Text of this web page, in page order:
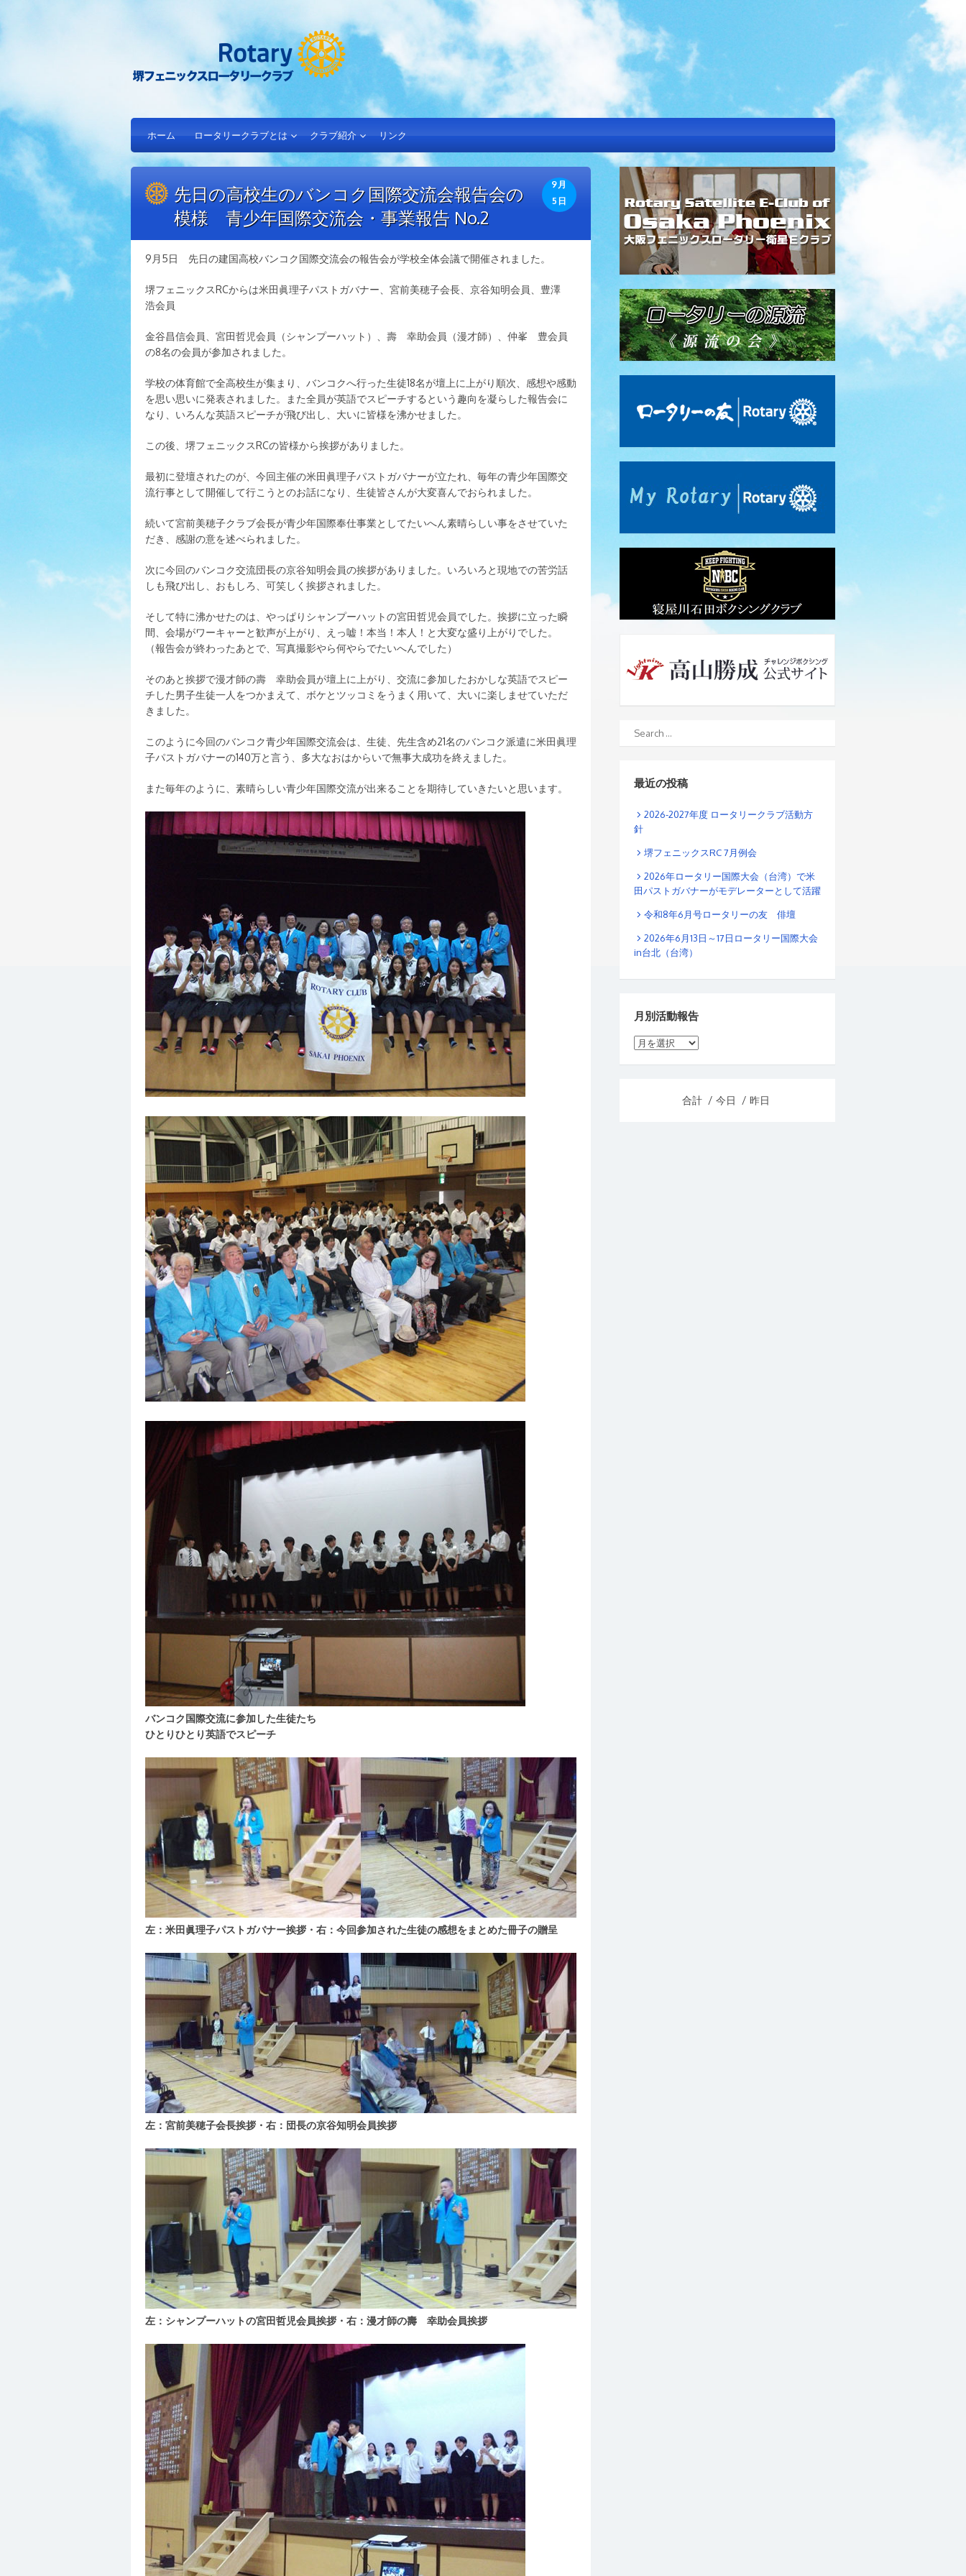
ホーム ロータリークラブとは クラブ紹介 リンク
9月
5日
先日の高校生のバンコク国際交流会報告会の
模様 青少年国際交流会・事業報告 No.2
9月5日 先日の建国高校バンコク国際交流会の報告会が学校全体会議で開催されました。
堺フェニックスRCからは米田眞理子パストガバナー、宮前美穂子会長、京谷知明会員、豊澤
浩会員
金谷昌信会員、宮田哲児会員（シャンプーハット）、壽 幸助会員（漫才師）、仲峯 豊会員
の8名の会員が参加されました。
学校の体育館で全高校生が集まり、バンコクへ行った生徒18名が壇上に上がり順次、感想や感動
を思い思いに発表されました。また全員が英語でスピーチするという趣向を凝らした報告会に
なり、いろんな英語スピーチが飛び出し、大いに皆様を沸かせました。
この後、堺フェニックスRCの皆様から挨拶がありました。
最初に登壇されたのが、今回主催の米田眞理子パストガバナーが立たれ、毎年の青少年国際交
流行事として開催して行こうとのお話になり、生徒皆さんが大変喜んでおられました。
続いて宮前美穂子クラブ会長が青少年国際奉仕事業としてたいへん素晴らしい事をさせていた
だき、感謝の意を述べられました。
次に今回のバンコク交流団長の京谷知明会員の挨拶がありました。いろいろと現地での苦労話
しも飛び出し、おもしろ、可笑しく挨拶されました。
そして特に沸かせたのは、やっぱりシャンプーハットの宮田哲児会員でした。挨拶に立った瞬
間、会場がワーキャーと歓声が上がり、えっ嘘！本当！本人！と大変な盛り上がりでした。
（報告会が終わったあとで、写真撮影やら何やらでたいへんでした）
そのあと挨拶で漫才師の壽 幸助会員が壇上に上がり、交流に参加したおかしな英語でスピー
チした男子生徒一人をつかまえて、ボケとツッコミをうまく用いて、大いに楽しませていただ
きました。
このように今回のバンコク青少年国際交流会は、生徒、先生含め21名のバンコク派遣に米田眞理
子パストガバナーの140万と言う、多大なおはからいで無事大成功を終えました。
また毎年のように、素晴らしい青少年国際交流が出来ることを期待していきたいと思います。
バンコク国際交流に参加した生徒たち
ひとりひとり英語でスピーチ
左：米田眞理子パストガバナー挨拶・右：今回参加された生徒の感想をまとめた冊子の贈呈
左：宮前美穂子会長挨拶・右：団長の京谷知明会員挨拶
左：シャンプーハットの宮田哲児会員挨拶・右：漫才師の壽 幸助会員挨拶
最近の投稿
2026-2027年度 ロータリークラブ活動方
針
堺フェニックスRC 7月例会
2026年ロータリー国際大会（台湾）で米
田パストガバナーがモデレーターとして活躍
令和8年6月号ロータリーの友 俳壇
2026年6月13日～17日ロータリー国際大会
in台北（台湾）
月別活動報告
月
合計 / 今日 / 昨日